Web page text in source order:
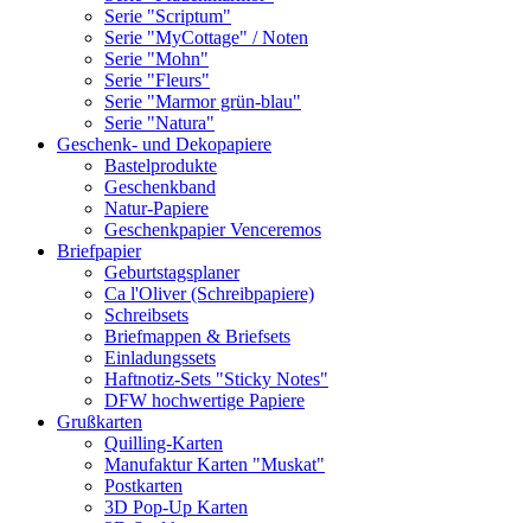
Serie "Scriptum"
Serie "MyCottage" / Noten
Serie "Mohn"
Serie "Fleurs"
Serie "Marmor grün-blau"
Serie "Natura"
Geschenk- und Dekopapiere
Bastelprodukte
Geschenkband
Natur-Papiere
Geschenkpapier Venceremos
Briefpapier
Geburtstagsplaner
Ca l'Oliver (Schreibpapiere)
Schreibsets
Briefmappen & Briefsets
Einladungssets
Haftnotiz-Sets "Sticky Notes"
DFW hochwertige Papiere
Grußkarten
Quilling-Karten
Manufaktur Karten "Muskat"
Postkarten
3D Pop-Up Karten